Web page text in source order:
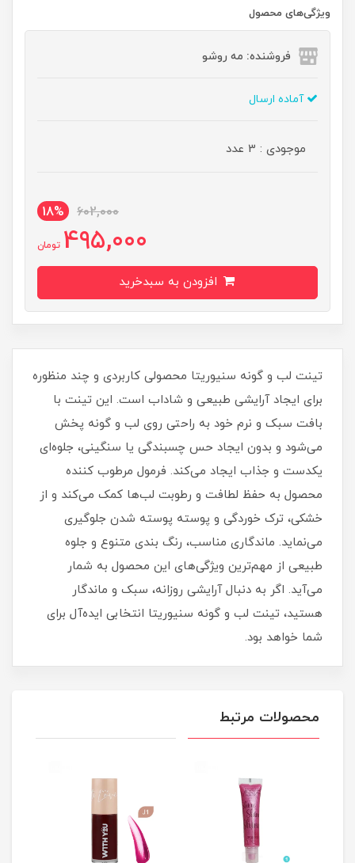
ویژگی‌های محصول
فروشنده: مه رو‌شو
آماده ارسال
موجودی : 3 عدد
602,000
18%
495,000 تومان
تینت لب و گونه سنیوریتا محصولی کاربردی و چند منظوره
برای ایجاد آرایشی طبیعی و شاداب است. این تینت با
بافت سبک و نرم خود به‌ راحتی روی لب و گونه پخش
می‌شود و بدون ایجاد حس چسبندگی یا سنگینی، جلوه‌ای
یکدست و جذاب ایجاد می‌کند. فرمول مرطوب‌ کننده
محصول به حفظ لطافت و رطوبت لب‌ها کمک می‌کند و از
خشکی، ترک‌ خوردگی و پوسته‌ پوسته شدن جلوگیری
می‌نماید. ماندگاری مناسب، رنگ‌ بندی متنوع و جلوه
طبیعی از مهم‌ترین ویژگی‌های این محصول به شمار
می‌آید. اگر به دنبال آرایشی روزانه، سبک و ماندگار
هستید، تینت لب و گونه سنیوریتا انتخابی ایده‌آل برای
شما خواهد بود.
محصولات مرتبط